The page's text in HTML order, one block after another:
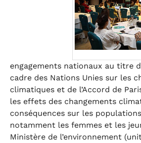
engagements nationaux au titre
cadre des Nations Unies sur les
climatiques et de l’Accord de
les effets des changements
conséquences sur les
notamment les femmes et les
Ministère de l’environnement